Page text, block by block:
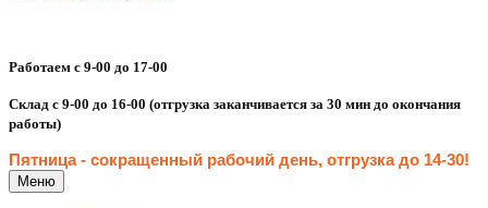
Работаем с 9-00 до 17-00
Склад с 9-00 до 16-00 (отгрузка заканчивается за 30 мин до окончания
работы)
Пятница - сокращенный рабочий день, отгрузка до 14-30!
Меню